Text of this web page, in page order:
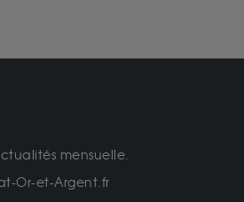
mensuelle.
Or-et-Argent.fr